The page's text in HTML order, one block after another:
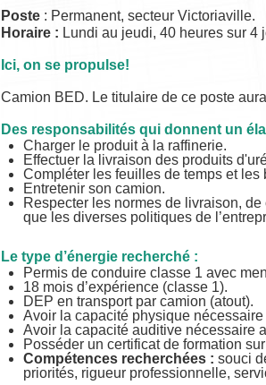
Poste : Permanent, secteur Victoriaville.
Horaire : Lundi au jeudi, 40 heures sur 4
Ici, on se propulse!
Camion BED. Le titulaire de ce poste
Des responsabilités qui donnent un
Charger le produit à la raffinerie.
Effectuer la livraison des produits
Compléter les feuilles de temps et les
Entretenir son camion.
Respecter les normes de livraison,
que les diverses politiques de
Le type d’énergie recherché :
Permis de conduire classe 1 avec
18 mois d’expérience (classe 1).
DEP en transport par camion (atout).
Avoir la capacité physique
Avoir la capacité auditive nécessaire
Posséder un certificat de formation
Compétences recherchées : souci
priorités, rigueur professionnelle,